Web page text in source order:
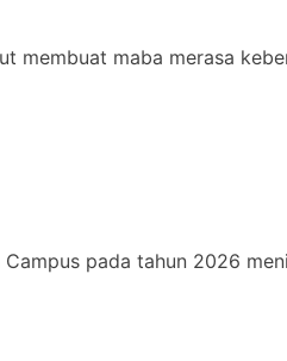
membuat maba merasa
pada tahun 2026